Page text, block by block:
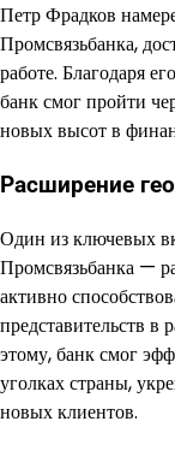
Петр Фрадков
Промсвязьбанка,
работе. Благодаря
банк смог пройти
новых высот в
Расширение
Один из ключевых
Промсвязьбанка —
активно
представительств в
этому, банк смог
уголках страны,
новых клиентов.